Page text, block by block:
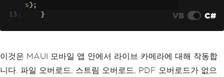
s );
}
{
foreach
(var r in result )
{
VB C#
이것은 MAUI 모바일 앱 안에서 라이브 카메라에 대해 작동합
니다. 파일 오버로드, 스트림 오버로드, PDF 오버로드가 없으